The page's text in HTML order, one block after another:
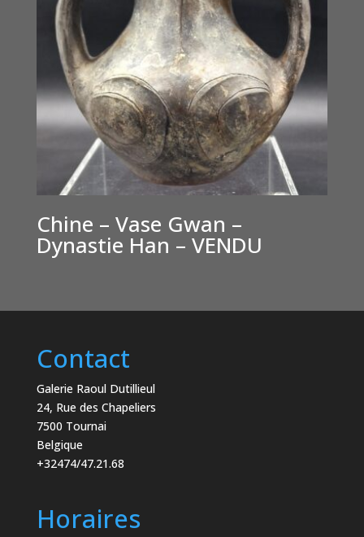
Chine – Vase Gwan –
Dynastie Han – VENDU
Contact
Galerie Raoul Dutillieul
24, Rue des Chapeliers
7500 Tournai
Belgique
+32474/47.21.68
Horaires